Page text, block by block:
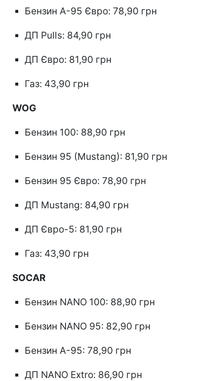
Бензин А-95 Євро: 78,90 грн
ДП Pulls: 84,90 грн
ДП Євро: 81,90 грн
Газ: 43,90 грн
WOG
Бензин 100: 88,90 грн
Бензин 95 (Mustang): 81,90 грн
Бензин 95 Євро: 78,90 грн
ДП Mustang: 84,90 грн
ДП Євро-5: 81,90 грн
Газ: 43,90 грн
SOCAR
Бензин NANO 100: 88,90 грн
Бензин NANO 95: 82,90 грн
Бензин А-95: 78,90 грн
ДП NANO Extro: 86,90 грн